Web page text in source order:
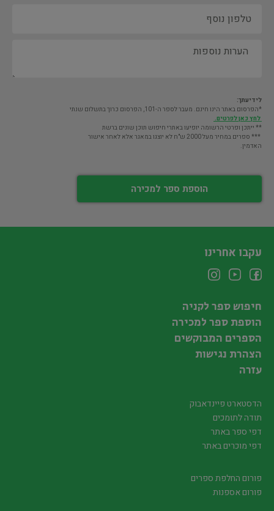
לידיעתך:
*הפרסום באתר הינו חינם. מעבר לספר ה-101, הפרסום כרוך בתשלום שנתי
לחץ כאן לפרטים.
** ייתכן ופרטי הרשומה יופיעו באתרי חיפוש תוכן שונים ברשת
*** ספרים במחיר מעל 2000 ש"ח לא יוצגו במאגר אלא לאחר אישור
האדמין.
הוספת ספר למכירה
עקבו אחרינו
חיפוש ספר לקניה
הוספת ספר למכירה
הספרים המבוקשים
הצהרת נגישות
עזרה
הדסטארט פיינדאבוק
תודה לתומכים
דפי ספר באתר
דפי מוכרים באתר
פורום החלפת ספרים
פורום אספנות